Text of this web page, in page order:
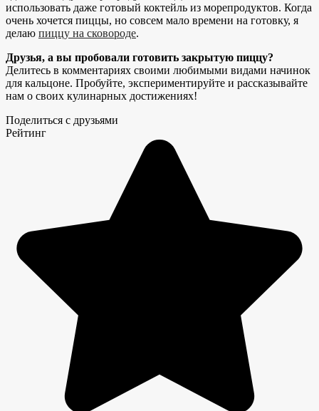
использовать даже готовый коктейль из морепродуктов. Когда
очень хочется пиццы, но совсем мало времени на готовку, я
делаю пиццу на сковороде.
Друзья, а вы пробовали готовить закрытую пиццу?
Делитесь в комментариях своими любимыми видами начинок
для кальцоне. Пробуйте, экспериментируйте и рассказывайте
нам о своих кулинарных достижениях!
Поделиться с друзьями
Рейтинг